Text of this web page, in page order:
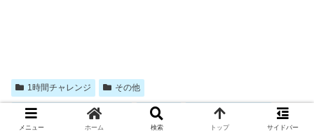
1時間チャレンジ その他
エレガントな解答をもとむ 数セミ １時間チャレンジ
メニュー ホーム 検索 トップ サイドバー